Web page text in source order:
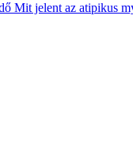
Mit jelent az atipikus